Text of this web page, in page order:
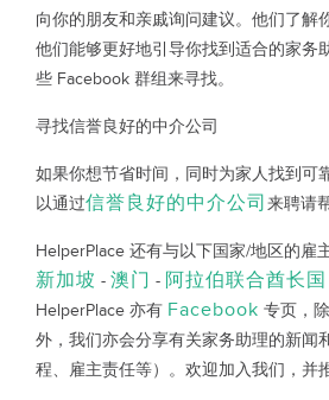
向你的朋友和亲戚询问建议。他们了解
他们能够更好地引导你找到适合的家务
些 Facebook 群组来寻找。
寻找信誉良好的中介公司
如果你想节省时间，同时为家人找到可
以通过信誉良好的中介公司 来聘请
HelperPlace 还有与以下国家/地区的雇
新加坡 - 澳门 - 阿拉伯联合酋长国
HelperPlace 亦有 Facebook 专页，
外，我们亦会分享有关家务助理的新闻
程、雇主责任等）。欢迎加入我们，并